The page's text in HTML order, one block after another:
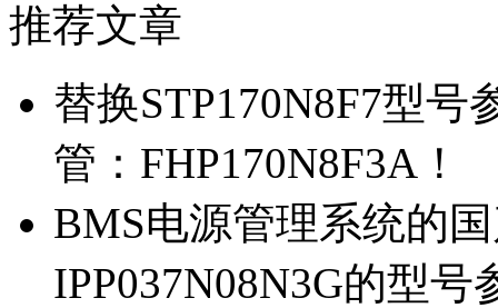
推荐文章
替换STP170N8F7型
管：FHP170N8F3A！
BMS电源管理系统的
IPP037N08N3G的型号